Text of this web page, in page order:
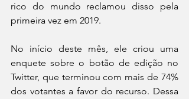
rico do mundo reclamou disso pela
primeira vez em 2019.
No início deste mês, ele criou uma
enquete sobre o botão de edição no
Twitter, que terminou com mais de 74%
dos votantes a favor do recurso. Dessa